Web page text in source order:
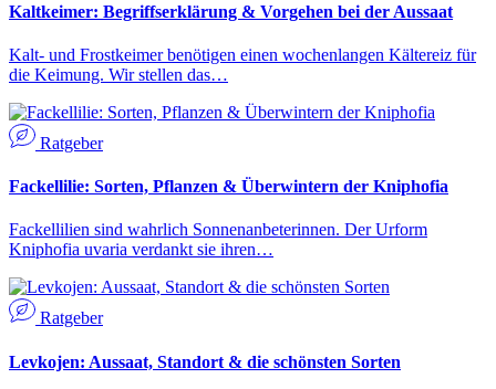
Kaltkeimer: Begriffserklärung & Vorgehen bei der Aussaat
Kalt- und Frostkeimer benötigen einen wochenlangen Kältereiz für
die Keimung. Wir stellen das…
Ratgeber
Fackellilie: Sorten, Pflanzen & Überwintern der Kniphofia
Fackellilien sind wahrlich Sonnenanbeterinnen. Der Urform
Kniphofia uvaria verdankt sie ihren…
Ratgeber
Levkojen: Aussaat, Standort & die schönsten Sorten